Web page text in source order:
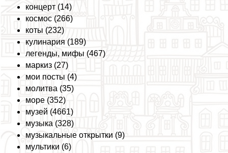
концерт (14)
космос (266)
коты (232)
кулинария (189)
легенды, мифы (467)
маркиз (27)
мои посты (4)
молитва (35)
море (352)
музей (4661)
музыка (328)
музыкальные открытки (9)
мультики (6)